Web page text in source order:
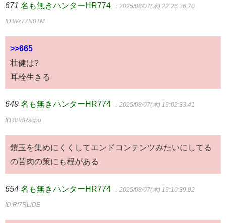
671 名も無きハンターHR774 ：2025/08/07(木) 22:26:36.70
ID:Wz77N0TM
>>665
壮健は?
耳栓生きる
649 名も無きハンターHR774 ：2025/08/07(木) 19:02:33.41
ID:8PdRscpo
鎧玉を集めにくくしてエンドコンテンツみたいにしてる
の苦肉の策にも程がある
654 名も無きハンターHR774 ：2025/08/07(木) 19:10:39.92
ID:Rf7RLlDE